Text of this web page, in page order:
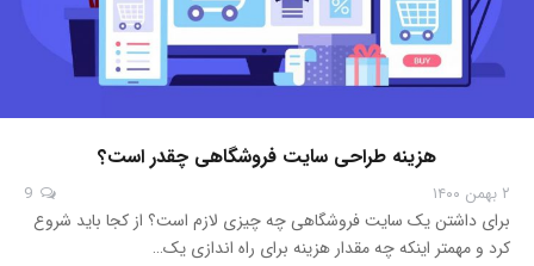
هزینه طراحی سایت فروشگاهی چقدر است؟
۲ بهمن ۱۴۰۰
برای داشتن یک سایت فروشگاهی چه چیزی لازم است؟ از کجا باید شروع
کرد و مهمتر اینکه چه مقدار هزینه برای راه اندازی یک…